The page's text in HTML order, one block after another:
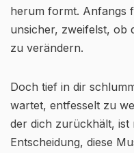
herum formt. Anfangs
unsicher, zweifelst, ob
zu verändern.
Doch tief in dir
wartet, entfesselt zu
der dich zurückhält, ist
Entscheidung, diese